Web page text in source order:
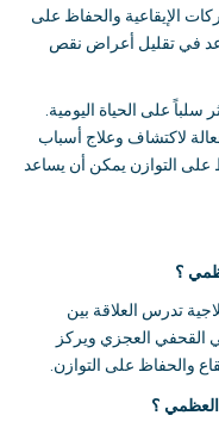
الإيقاعية والحفاظ على
في تقليل أعراض نقص
سلباً على الحياة اليومية
لاكتشاف وعلاج أسباب
على التوازن يمكن أن يساعد
؟
تدرس العلاقة بين
القحفي العجزي ويركز
والحفاظ على التوازن
؟